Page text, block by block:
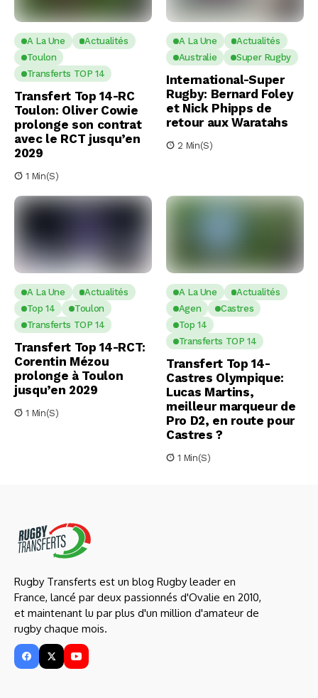
A La Une
Actualités
Toulon
Transferts TOP 14
Transfert Top 14-RC
Toulon: Oliver Cowie
prolonge son contrat
avec le RCT jusqu’en
2029
1 Min(s)
A La Une
Actualités
Australie
Super Rugby
International-Super
Rugby: Bernard Foley
et Nick Phipps de
retour aux Waratahs
2 Min(s)
A La Une
Actualités
Top 14
Toulon
Transferts TOP 14
Transfert Top 14-RCT:
Corentin Mézou
prolonge à Toulon
jusqu’en 2029
1 Min(s)
A La Une
Actualités
Agen
Castres
Top 14
Transferts TOP 14
Transfert Top 14-
Castres Olympique:
Lucas Martins,
meilleur marqueur de
Pro D2, en route pour
Castres ?
1 Min(s)
Rugby Transferts est un blog Rugby leader en
France, lancé par deux passionnés d'Ovalie en 2010,
et maintenant lu par plus d'un million d'amateur de
rugby chaque mois.